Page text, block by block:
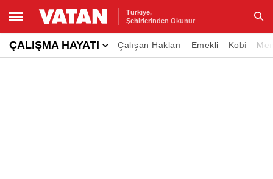
Türkiye,
Şehirlerinden Okunur
Ara
ÇALIŞMA HAYATI Çalışan Hakları Emekli Kobi